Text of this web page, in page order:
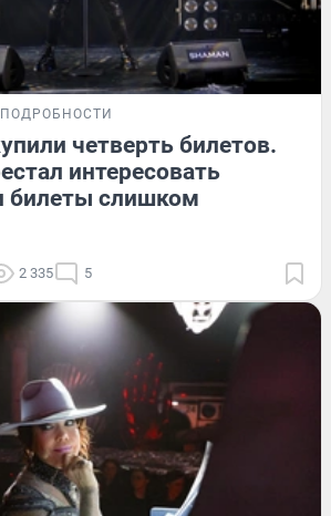
ПОДРОБНОСТИ
четверть билетов.
интересовать
билеты слишком
2 335 5